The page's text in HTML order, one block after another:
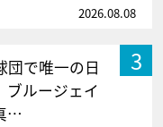
2026.08.08
3
団で唯一の日
ルージェイ
…